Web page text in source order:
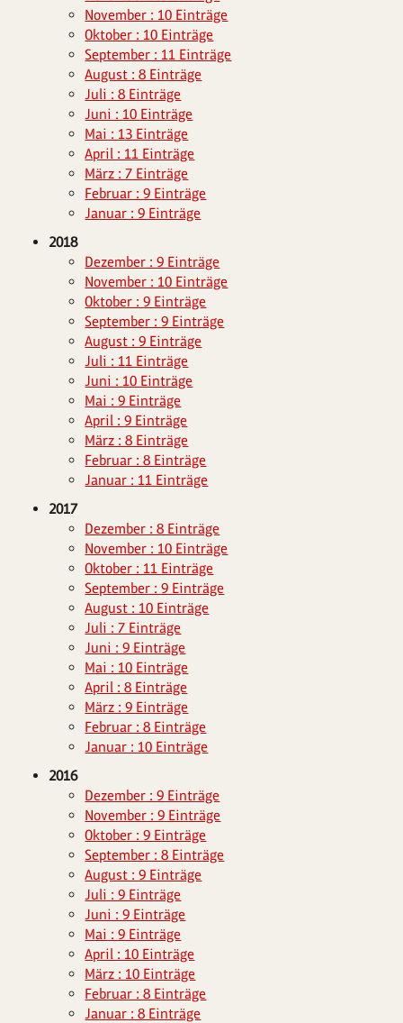
November : 10 Einträge
Oktober : 10 Einträge
September : 11 Einträge
August : 8 Einträge
Juli : 8 Einträge
Juni : 10 Einträge
Mai : 13 Einträge
April : 11 Einträge
März : 7 Einträge
Februar : 9 Einträge
Januar : 9 Einträge
2018
Dezember : 9 Einträge
November : 10 Einträge
Oktober : 9 Einträge
September : 9 Einträge
August : 9 Einträge
Juli : 11 Einträge
Juni : 10 Einträge
Mai : 9 Einträge
April : 9 Einträge
März : 8 Einträge
Februar : 8 Einträge
Januar : 11 Einträge
2017
Dezember : 8 Einträge
November : 10 Einträge
Oktober : 11 Einträge
September : 9 Einträge
August : 10 Einträge
Juli : 7 Einträge
Juni : 9 Einträge
Mai : 10 Einträge
April : 8 Einträge
März : 9 Einträge
Februar : 8 Einträge
Januar : 10 Einträge
2016
Dezember : 9 Einträge
November : 9 Einträge
Oktober : 9 Einträge
September : 8 Einträge
August : 9 Einträge
Juli : 9 Einträge
Juni : 9 Einträge
Mai : 9 Einträge
April : 10 Einträge
März : 10 Einträge
Februar : 8 Einträge
Januar : 8 Einträge